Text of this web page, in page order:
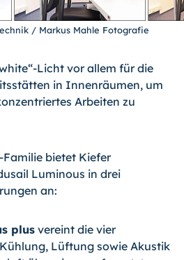
/ Markus Mahle Fotografie
Licht vor allem für die
in Innenräumen, um
Arbeiten zu
bietet Kiefer
Luminous in drei
an:
plus vereint die vier
Lüftung sowie Akustik